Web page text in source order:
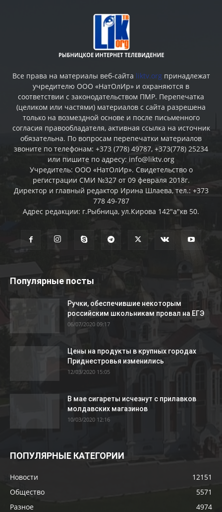
Все права на материалы веб-сайта liktv.org принадлежат
учредителю ООО «НатОлИр» и охраняются в
соответствии с законодательством ПМР. Перепечатка
(целиком или частями) материалов c сайта разрешена
только на возмездной основе и после письменного
согласия правообладателя, активная ссылка на источник
обязательна. По вопросам перепечатки материалов
звоните по телефонам: +373 (778) 49787, +373(778) 25234
или пишите по адресу: info@liktv.org
Учредитель: ООО «НатОлИр». Свидетельство о
регистрации СМИ №327 от 09 февраля 2018г.
Директор и главный редактор Ирина Шлаева, тел.: +373
778 49-787
Адрес редакции: г.Рыбница, ул.Кирова 142"а"кв 50.
Популярные посты
Ручки, обеспечившие некоторым
российским школьникам провал на ЕГЭ
06/07/2020 09:17
Цены на продукты в крупных городах
Приднестровья изменились
12/03/2020 15:05
В мае сигареты исчезнут с прилавков
молдавских магазинов
10/03/2020 12:16
ПОПУЛЯРНЫЕ КАТЕГОРИИ
Новости
12151
Общество
5571
Разное
4974